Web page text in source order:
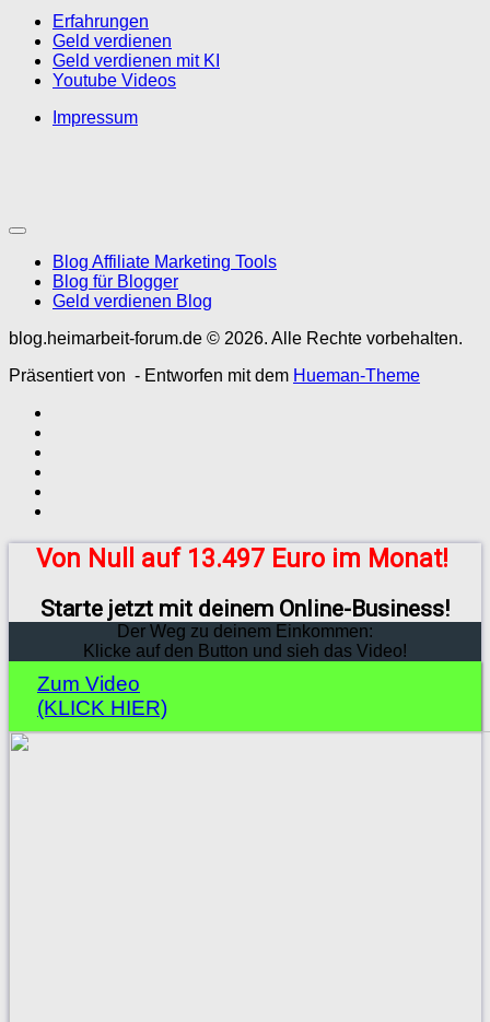
Erfahrungen
Geld verdienen
Geld verdienen mit KI
Youtube Videos
Impressum
Blog Affiliate Marketing Tools
Blog für Blogger
Geld verdienen Blog
blog.heimarbeit-forum.de © 2026. Alle Rechte vorbehalten.
Präsentiert von - Entworfen mit dem Hueman-Theme
Von Null auf 13.497 Euro im Monat!
Starte jetzt mit deinem Online-Business!
Der Weg zu deinem Einkommen:
Klicke auf den Button und sieh das Video!
Zum Video
(KLICK HIER)